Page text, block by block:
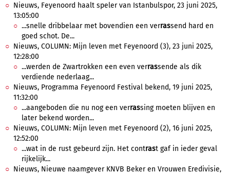
Nieuws, Feyenoord haalt speler van Istanbulspor, 23 juni 2025,
13:05:00
...snelle dribbelaar met bovendien een verrassend hard en
goed schot. De...
Nieuws, COLUMN: Mijn leven met Feyenoord (3), 23 juni 2025,
12:28:00
...werden de Zwartrokken een even verrassende als dik
verdiende nederlaag...
Nieuws, Programma Feyenoord Festival bekend, 19 juni 2025,
11:32:00
...aangeboden die nu nog een verrassing moeten blijven en
later bekend worden...
Nieuws, COLUMN: Mijn leven met Feyenoord (2), 16 juni 2025,
12:52:00
...wat in de rust gebeurd zijn. Het contrast gaf in ieder geval
rijkelijk...
Nieuws, Nieuwe naamgever KNVB Beker en Vrouwen Eredivisie,